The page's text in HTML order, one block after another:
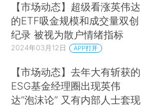
【市场动态】超级看涨英伟达
的ETF吸金规模和成交量双创
纪录 被视为散户情绪指标
2024年03月12日 APP打开
【市场动态】去年大有斩获的
ESG基金经理圈出现英伟
达“泡沫论” 又有内部人士套现